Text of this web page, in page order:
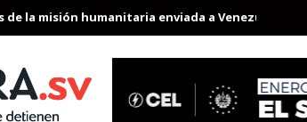
misión humanitaria enviada a Venezuela